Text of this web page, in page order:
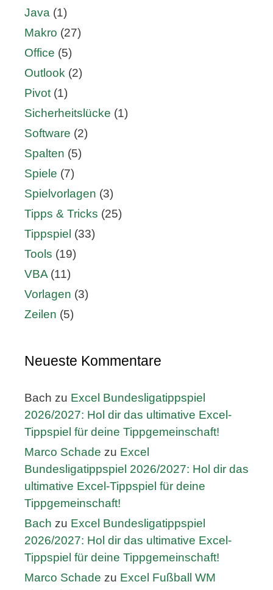
Java (1)
Makro (27)
Office (5)
Outlook (2)
Pivot (1)
Sicherheitslücke (1)
Software (2)
Spalten (5)
Spiele (7)
Spielvorlagen (3)
Tipps & Tricks (25)
Tippspiel (33)
Tools (19)
VBA (11)
Vorlagen (3)
Zeilen (5)
Neueste Kommentare
Bach zu Excel Bundesligatippspiel
2026/2027: Hol dir das ultimative Excel-
Tippspiel für deine Tippgemeinschaft!
Marco Schade zu Excel
Bundesligatippspiel 2026/2027: Hol dir das
ultimative Excel-Tippspiel für deine
Tippgemeinschaft!
Bach zu Excel Bundesligatippspiel
2026/2027: Hol dir das ultimative Excel-
Tippspiel für deine Tippgemeinschaft!
Marco Schade zu Excel Fußball WM